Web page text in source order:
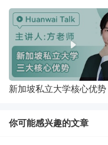
新加坡私立大学核心优势
你可能感兴趣的文章